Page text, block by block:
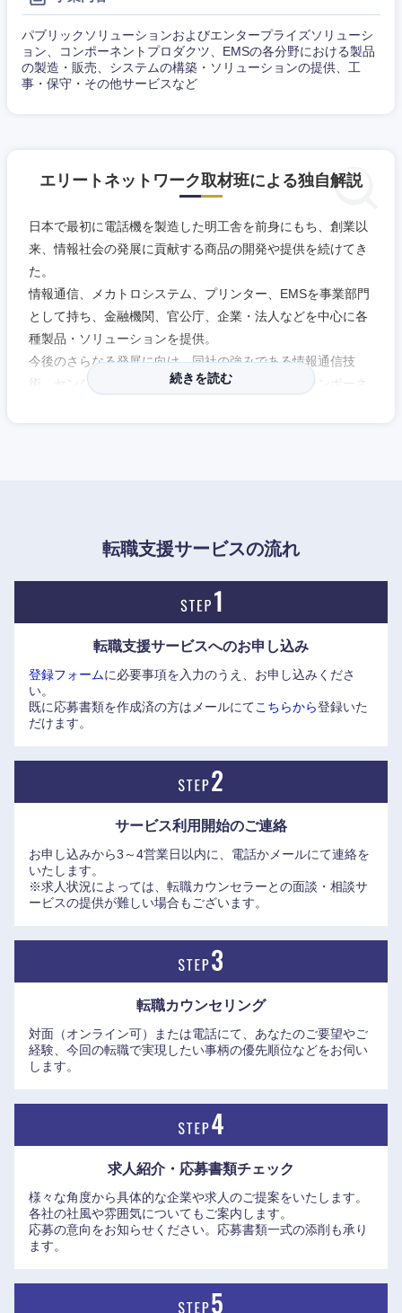
パブリックソリューションおよびエンタープライズソリューシ
ョン、コンポーネントプロダクツ、EMSの各分野における製品
の製造・販売、システムの構築・ソリューションの提供、工
事・保守・その他サービスなど
エリートネットワーク取材班による独自解説
日本で最初に電話機を製造した明工舎を前身にもち、創業以
来、情報社会の発展に貢献する商品の開発や提供を続けてき
た。
情報通信、メカトロシステム、プリンター、EMSを事業部門
として持ち、金融機関、官公庁、企業・法人などを中心に各
種製品・ソリューションを提供。
今後のさらなる発展に向け、同社の強みである情報通信技
術、センシング技術、セルフ化や自動化に必要なコンポーネ
続きを読む
転職支援サービスの流れ
転職支援サービスへのお申し込み
登録フォームに必要事項を入力のうえ、お申し込みくださ
い。
既に応募書類を作成済の方はメールにてこちらから登録いた
だけます。
サービス利用開始のご連絡
お申し込みから3～4営業日以内に、電話かメールにて連絡を
いたします。
※求人状況によっては、転職カウンセラーとの面談・相談サ
ービスの提供が難しい場合もございます。
転職カウンセリング
対面（オンライン可）または電話にて、あなたのご要望やご
経験、今回の転職で実現したい事柄の優先順位などをお伺い
します。
求人紹介・応募書類チェック
様々な角度から具体的な企業や求人のご提案をいたします。
各社の社風や雰囲気についてもご案内します。
応募の意向をお知らせください。応募書類一式の添削も承り
ます。
近畿地方
鳥取県 島根県
岡山県 広島県